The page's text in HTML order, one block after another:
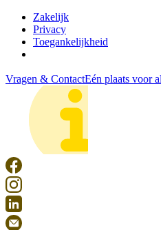
Zakelijk
Privacy
Toegankelijkheid
Vragen & ContactEén plaats voor